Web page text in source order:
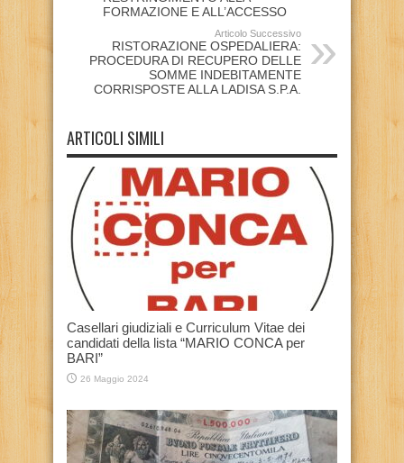
FORMAZIONE E ALL’ACCESSO
Articolo Successivo
RISTORAZIONE OSPEDALIERA:
PROCEDURA DI RECUPERO DELLE
SOMME INDEBITAMENTE
CORRISPOSTE ALLA LADISA S.P.A.
ARTICOLI SIMILI
Casellari giudiziali e Curriculum Vitae dei
candidati della lista “MARIO CONCA per
BARI”
26 Maggio 2024